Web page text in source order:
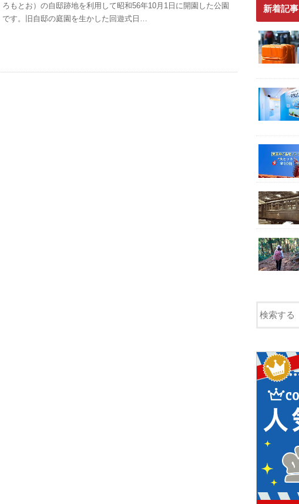
ろもとお）の自邸跡地を利用して昭和56年10月1日に開園した公園
です。旧自邸の庭園を生かした回遊式日…
新着記事